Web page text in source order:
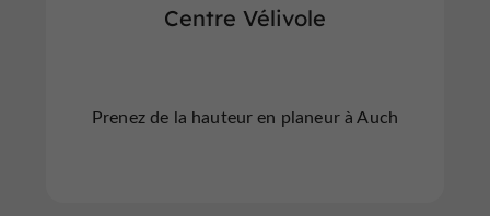
Centre Vélivole
Prenez de la hauteur en planeur à Auch